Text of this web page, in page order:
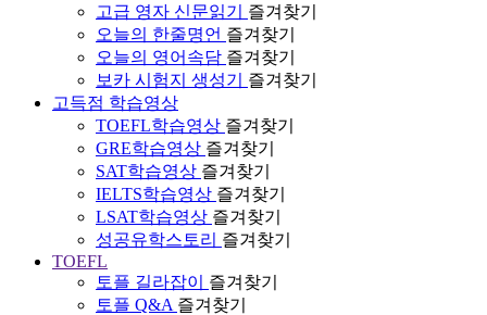
고급 영자 신문읽기
즐겨찾기
오늘의 한줄명언 즐겨찾기
오늘의 영어속담 즐겨찾기
보카 시험지 생성기
즐겨찾기
고득점 학습영상
TOEFL학습영상 즐겨찾기
GRE학습영상 즐겨찾기
SAT학습영상 즐겨찾기
IELTS학습영상 즐겨찾기
LSAT학습영상 즐겨찾기
성공유학스토리 즐겨찾기
TOEFL
토플 길라잡이
즐겨찾기
토플 Q&A 즐겨찾기